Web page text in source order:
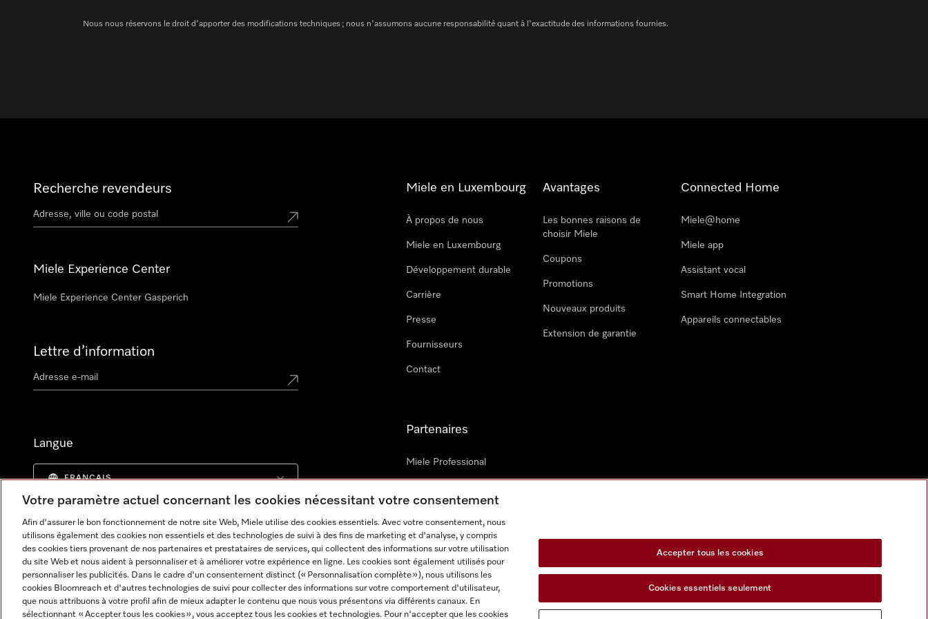
Nous nous réservons le droit d'apporter des modifications techniques ; nous n'assumons aucune responsabilité quant à l'exactitude des informations fournies.
Recherche revendeurs
Miele Experience Center
Miele Experience Center Gasperich
Lettre d’information
Langue
FRANCAIS
Miele en Luxembourg
À propos de nous
Miele en Luxembourg
Développement durable
Carrière
Presse
Fournisseurs
Contact
Avantages
Les bonnes raisons de
choisir Miele
Coupons
Promotions
Nouveaux produits
Extension de garantie
Connected Home
Miele@home
Miele app
Assistant vocal
Smart Home Integration
Appareils connectables
Partenaires
Miele Professional
Architectes & promoteurs
Votre paramètre actuel concernant les cookies nécessitant votre consentement
Afin d'assurer le bon fonctionnement de notre site Web, Miele utilise des cookies essentiels. Avec votre consentement, nous
utilisons également des cookies non essentiels et des technologies de suivi à des fins de marketing et d'analyse, y compris
des cookies tiers provenant de nos partenaires et prestataires de services, qui collectent des informations sur votre utilisation
du site Web et nous aident à personnaliser et à améliorer votre expérience en ligne. Les cookies sont également utilisés pour
personnaliser les publicités. Dans le cadre d'un consentement distinct (« Personnalisation complète »), nous utilisons les
cookies Bloomreach et d'autres technologies de suivi pour collecter des informations sur votre comportement d'utilisateur,
que nous attribuons à votre profil afin de mieux adapter le contenu que nous vous présentons via différents canaux. En
sélectionnant « Accepter tous les cookies », vous acceptez tous les cookies et technologies. Pour n'accepter que les cookies
Accepter tous les cookies
Cookies essentiels seulement